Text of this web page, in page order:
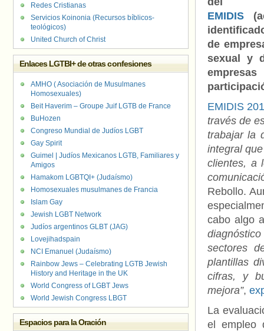
EMIDIS
de
sexual y
EMIDIS
través de
trabajar la
integral
clientes, a
Rebollo.
cabo algo
sectores
plantillas
cifras, y
mejora”,
La
el empleo
Redes Cristianas
Servicios Koinonia (Recursos bíblicos-
teológicos)
United Church of Christ
Enlaces LGTBI+ de otras confesiones
AMHO ( Asociación de Musulmanes
Homosexuales)
Beit Haverim – Groupe Juif LGTB de France
BuHozen
Congreso Mundial de Judíos LGBT
Gay Spirit
Guimel | Judíos Mexicanos LGTB, Familiares y
Amigos
Hamakom LGBTQI+ (Judaísmo)
Homosexuales musulmanes de Francia
Islam Gay
Jewish LGBT Network
Judíos argentinos GLBT (JAG)
Lovejihadspain
NCI Emanuel (Judaísmo)
Rainbow Jews – Celebrating LGTB Jewish
History and Heritage in the UK
World Congress of LGBT Jews
World Jewish Congress LBGT
Espacios para la Oración